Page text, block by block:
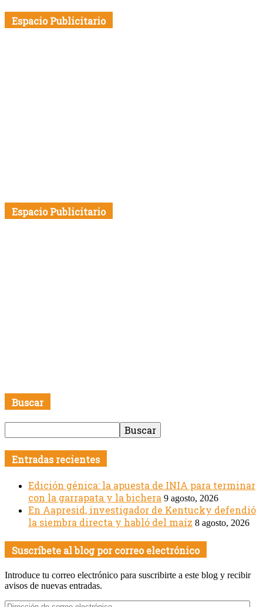
Espacio Publicitario
Espacio Publicitario
Buscar
Entradas recientes
Edición génica: la apuesta de INIA para terminar
con la garrapata y la bichera 9 agosto, 2026
En Aapresid, investigador de Kentucky defendió
la siembra directa y habló del maíz 8 agosto, 2026
Suscríbete al blog por correo electrónico
Introduce tu correo electrónico para suscribirte a este blog y recibir
avisos de nuevas entradas.
Dirección